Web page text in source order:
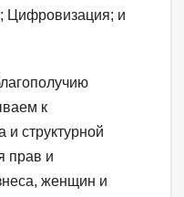
Цифровизация; и
к
структурной
прав и
женщин и